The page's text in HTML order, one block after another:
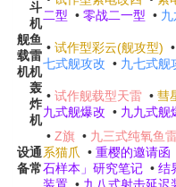
舰
载
机
斗
机
二型 • 零战二一型 •
鱼
雷
机
• 试作型彩云(舰攻型) •
七式舰攻改 • 九七式舰
轰
炸
机
• 试作舰载型天雷 • 彗
九式舰爆改 • 九九式舰
设
备
通
常
• Z旗 • 九三式纯氧鱼
系猫爪
• 重樱的邀请函
石样本」研究笔记 • 结